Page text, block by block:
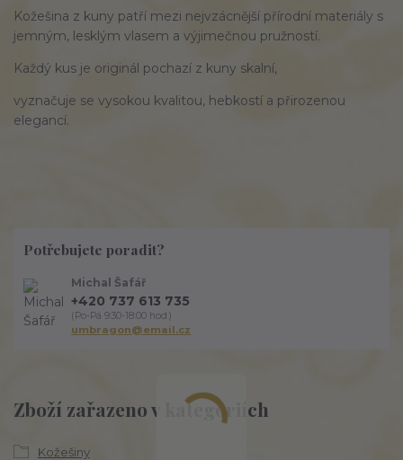
Kožešina z kuny patří mezi nejvzácnější přírodní materiály s
jemným, lesklým vlasem a výjimečnou pružností.
Každý kus je originál pochazí z kuny skalní,
vyznačuje se vysokou kvalitou, hebkostí a přirozenou
elegancí.
Zboží zařazeno v kategoriích
Kožešiny
Potřebujete poradit?
Michal Šafář
+420 737 613 735
(Po-Pá 9:30-18:00 hod.)
umbragon@email.cz